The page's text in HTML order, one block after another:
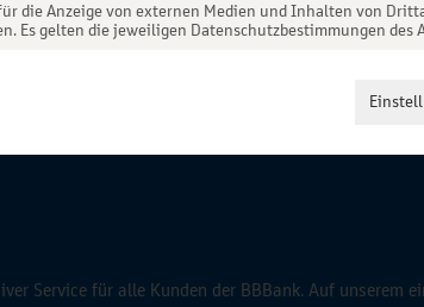
Service für alle Kunden der BBBank. Auf unserem
die Anzeige von externen Medien und Inhalten von
Es gelten die jeweiligen Datenschutzbestimmungen des